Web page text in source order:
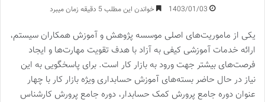
1403/01/03 خواندن این مطلب 5 دقیقه زمان میبرد
‌یکی از ماموریت‌های اصلی موسسه پژوهش و آموزش همکاران سیستم،
ارائه خدمات آموزشی کیفی به آزاد با هدف تقویت مهارت‌ها و ایجاد
فرصت‌های بیشتر جهت ورود به بازار کار است. برای پاسخگویی به این
نیاز در حال حاضر بسته‌های آموزش حسابداری ویژه بازار کار با چهار
عنوان دوره جامع پرورش کمک حسابدار، دوره جامع پرورش کارشناس